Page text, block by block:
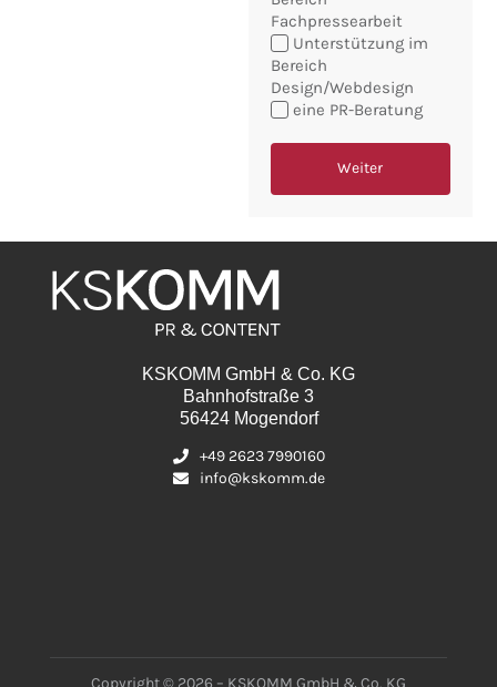
Sie
möchten:
Fachpressearbeit
Unterstützung im
Bereich
Design/Webdesign
eine PR-Beratung
Weiter
KSKOMM GmbH & Co. KG
Bahnhofstraße 3
56424 Mogendorf
+49 2623 7990160
info@kskomm.de
Copyright © 2026 – KSKOMM GmbH & Co. KG